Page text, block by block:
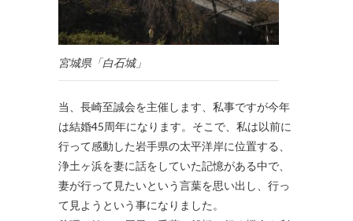
宮城県「白石城」
当、長崎至誠会を主催します、私事ですが今年
は結婚45周年になります。そこで、私は以前に
行って感動した岩手県の太平洋岸に位置する、
浄土ヶ浜を妻に話をしていた記憶がある中で、
妻が行って見たいという言葉を思い出し、行っ
て見ようという事になりました。